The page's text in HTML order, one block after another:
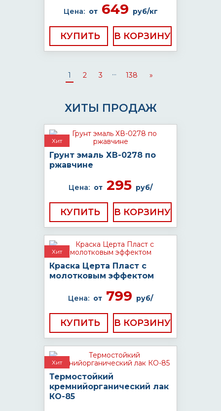
Цена: от649 руб/кг
КУПИТЬ
1 2 3 ... 138 »
ХИТЫ ПРОДАЖ
Хит
Грунт эмаль ХВ-0278 по
ржавчине
Цена: от 295 руб/
КУПИТЬ
Хит
Краска Церта Пласт с
молотковым эффектом
Цена: от 799 руб/
КУПИТЬ
Хит
Термостойкий
кремнийорганический лак
КО-85